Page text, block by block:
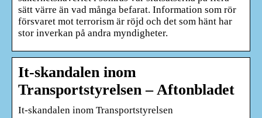
sätt värre än vad många befarat. Information som rör
försvaret mot terrorism är röjd och det som hänt har
stor inverkan på andra myndigheter.
It-skandalen inom
Transportstyrelsen – Aftonbladet
It-skandalen inom Transportstyrelsen